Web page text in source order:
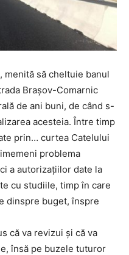
menită să cheltuie banul
Brașov-Comarnic
de ani buni, de când s-
acesteia. Între timp
prin… curtea Catelului
problema
a autorizațiilor date la
cu studiile, timp în care
dinspre buget, înspre
că va revizui și că va
însă pe buzele tuturor